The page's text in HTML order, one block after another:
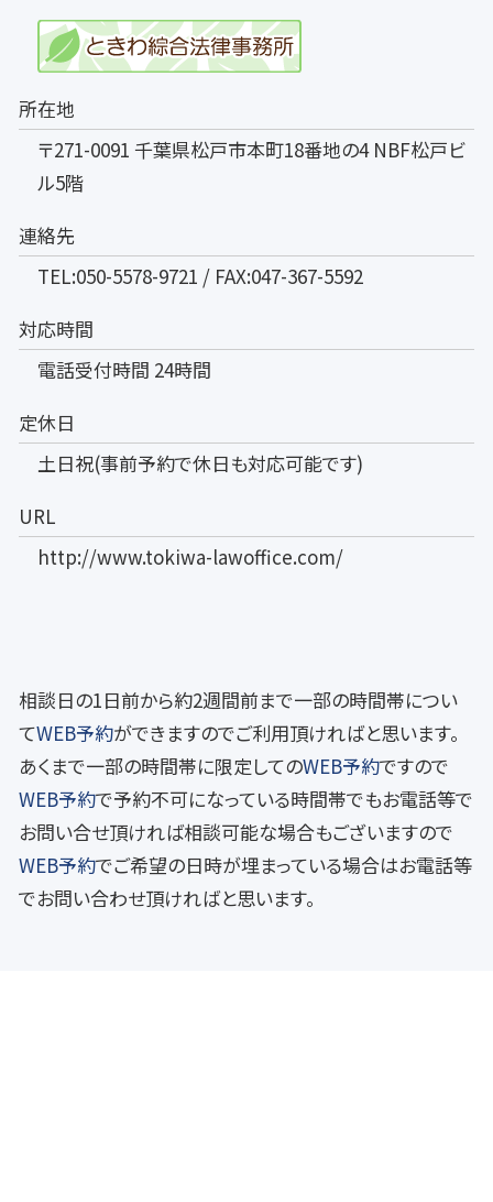
所在地
〒271-0091 千葉県松戸市本町18番地の4 NBF松戸ビ
ル5階
連絡先
TEL:050-5578-9721 / FAX:047-367-5592
対応時間
電話受付時間 24時間
定休日
土日祝(事前予約で休日も対応可能です)
URL
http://www.tokiwa-lawoffice.com/
相談日の1日前から約2週間前まで一部の時間帯につい
てWEB予約ができますのでご利用頂ければと思います。
あくまで一部の時間帯に限定してのWEB予約ですので
WEB予約で予約不可になっている時間帯でもお電話等で
お問い合せ頂ければ相談可能な場合もございますので
WEB予約でご希望の日時が埋まっている場合はお電話等
でお問い合わせ頂ければと思います。